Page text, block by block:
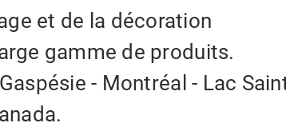
et de la décoration
gamme de produits.
- Montréal - Lac